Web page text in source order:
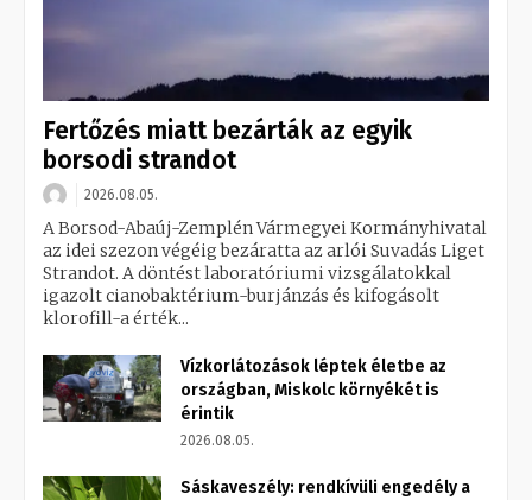
Fertőzés miatt bezárták az egyik
borsodi strandot
2026.08.05.
A Borsod-Abaúj-Zemplén Vármegyei Kormányhivatal
az idei szezon végéig bezáratta az arlói Suvadás Liget
Strandot. A döntést laboratóriumi vizsgálatokkal
igazolt cianobaktérium-burjánzás és kifogásolt
klorofill-a érték...
Vízkorlátozások léptek életbe az
országban, Miskolc környékét is
érintik
2026.08.05.
Sáskaveszély: rendkívüli engedély a